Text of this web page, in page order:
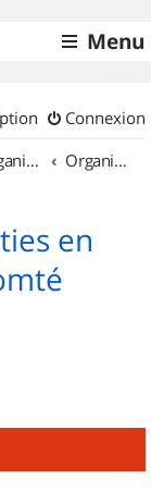
Menu
Connexion
Organisation de sorties & Recherche de partenaires Organisation de sorties en région Franche Comté
en